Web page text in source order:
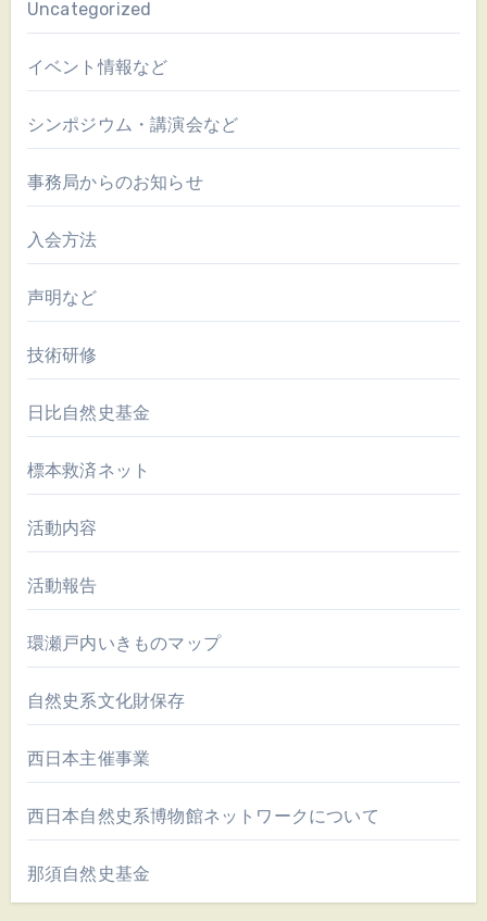
Uncategorized
イベント情報など
シンポジウム・講演会など
事務局からのお知らせ
入会方法
声明など
技術研修
日比自然史基金
標本救済ネット
活動内容
活動報告
環瀬戸内いきものマップ
自然史系文化財保存
西日本主催事業
西日本自然史系博物館ネットワークについて
那須自然史基金